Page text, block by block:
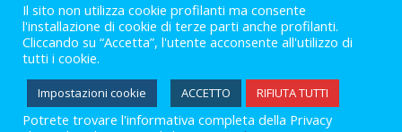
Termini e Condizioni
Privacy Policy
Informazioni Legali
Facebook
Instagram
Youtube
2023 © Gofasano|Powered byCreativestudio
Il sito non utilizza cookie profilanti ma consente
l'installazione di cookie di terze parti anche profilanti.
Cliccando su “Accetta”, l'utente acconsente all'utilizzo di
tutti i cookie.
Impostazioni cookie ACCETTO RIFIUTA TUTTI
Potrete trovare l'informativa completa della Privacy